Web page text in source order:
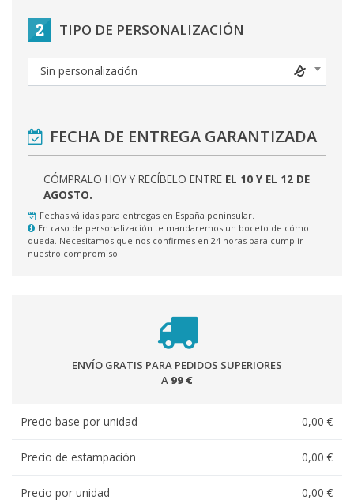
2 TIPO DE PERSONALIZACIÓN
Sin personalización
FECHA DE ENTREGA GARANTIZADA
CÓMPRALO HOY Y RECÍBELO ENTRE EL 10 Y EL 12 DE
AGOSTO.
Fechas válidas para entregas en España peninsular.
En caso de personalización te mandaremos un boceto de cómo
queda. Necesitamos que nos confirmes en 24 horas para cumplir
nuestro compromiso.
ENVÍO GRATIS PARA PEDIDOS SUPERIORES
A 99 €
Precio base por unidad 0,00 €
Precio de estampación 0,00 €
Precio por unidad 0,00 €